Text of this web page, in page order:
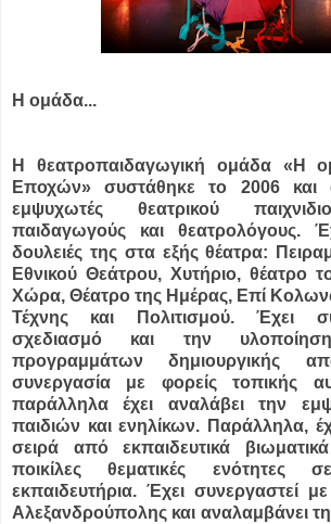
Η ομάδα...
Η θεατρoπαιδαγωγική ομάδα «Η
Εποχών» συστάθηκε το 2006 και
εμψυχωτές θεατρικού
παιδαγωγούς και θεατρολόγους.
δουλειές της στα εξής θέατρα:
Εθνικού Θεάτρου, Χυτήριο, θέατρο
Χώρα, Θέατρο της Ημέρας, Επί
Τέχνης και Πολιτισμού. Έχει
σχεδιασμό και την υλοποίηση
προγραμμάτων δημιουργικής
συνεργασία με φορείς τοπικής
παράλληλα έχει αναλάβει την
παιδιών και ενηλίκων. Παράλληλα,
σειρά από εκπαιδευτικά
ποικίλες θεματικές ενότητες
εκπαιδευτήρια. Έχει συνεργαστεί
Αλεξανδρούπολης και αναλαμβάνει